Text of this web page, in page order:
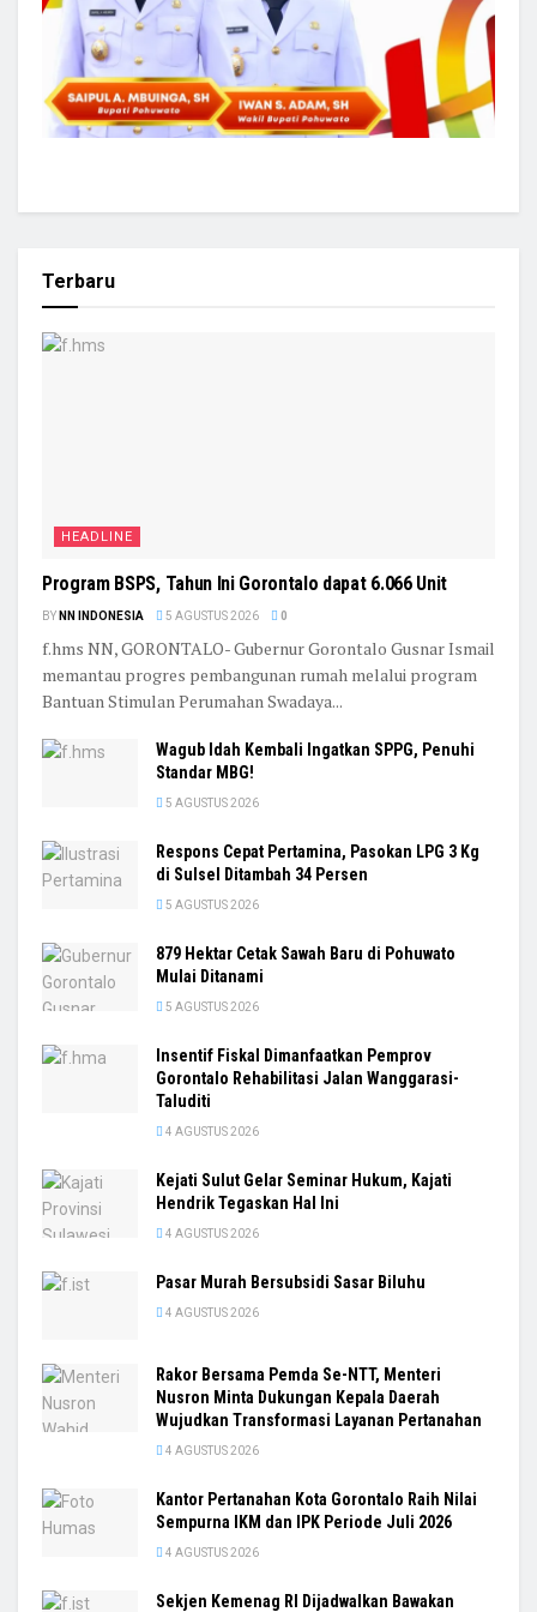
Terbaru
HEADLINE
Program BSPS, Tahun Ini Gorontalo dapat 6.066 Unit
BY NN INDONESIA 5 AGUSTUS 2026 0
f.hms NN, GORONTALO- Gubernur Gorontalo Gusnar Ismail
memantau progres pembangunan rumah melalui program
Bantuan Stimulan Perumahan Swadaya...
Wagub Idah Kembali Ingatkan SPPG, Penuhi
Standar MBG!
5 AGUSTUS 2026
Respons Cepat Pertamina, Pasokan LPG 3 Kg
di Sulsel Ditambah 34 Persen
5 AGUSTUS 2026
879 Hektar Cetak Sawah Baru di Pohuwato
Mulai Ditanami
5 AGUSTUS 2026
Insentif Fiskal Dimanfaatkan Pemprov
Gorontalo Rehabilitasi Jalan Wanggarasi-
Taluditi
4 AGUSTUS 2026
Kejati Sulut Gelar Seminar Hukum, Kajati
Hendrik Tegaskan Hal Ini
4 AGUSTUS 2026
Pasar Murah Bersubsidi Sasar Biluhu
4 AGUSTUS 2026
Rakor Bersama Pemda Se-NTT, Menteri
Nusron Minta Dukungan Kepala Daerah
Wujudkan Transformasi Layanan Pertanahan
4 AGUSTUS 2026
Kantor Pertanahan Kota Gorontalo Raih Nilai
Sempurna IKM dan IPK Periode Juli 2026
4 AGUSTUS 2026
Sekjen Kemenag RI Dijadwalkan Bawakan